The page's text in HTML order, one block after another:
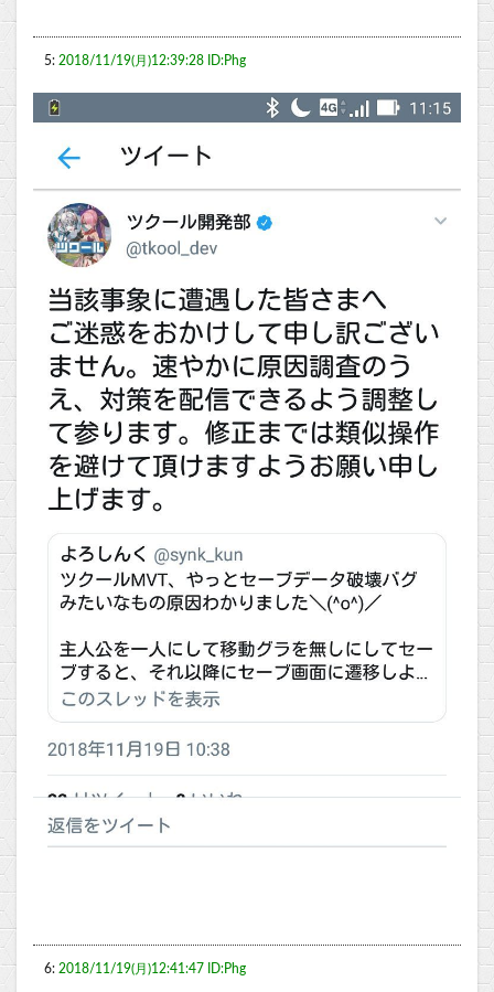
5: 2018/11/19(月)12:39:28 ID:Phg
6: 2018/11/19(月)12:41:47 ID:Phg